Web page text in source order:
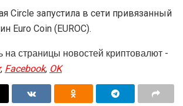
Circle запустила в сети привязанный
Euro Coin (EUROC).
страницы новостей криптовалют -
, Facebook, OK